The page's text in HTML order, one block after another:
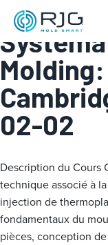
02-02
Description du Cours
technique associé à
injection de
fondamentaux du
pièces, conception